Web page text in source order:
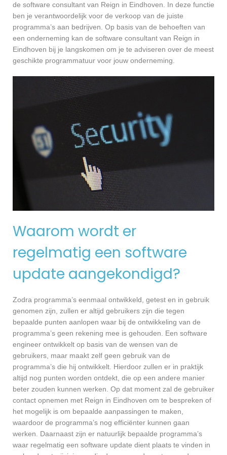
de software consultant van Reign in Eindhoven. In deze functie
ben je verantwoordelijk voor de verkoop van de juiste
programma’s aan bedrijven. Op basis van de behoeften van
een onderneming kan de software consultant van Reign in
Eindhoven bij je langskomen om je te adviseren over de meest
geschikte programmatuur voor jouw onderneming.
Waarom wordt er
regelmatig een software
update aangekondigd?
Zodra programma’s eenmaal ontwikkeld, getest en in gebruik
genomen zijn, zullen er altijd gebruikers zijn die tegen
bepaalde punten aanlopen waar bij de ontwikkeling van de
programma’s geen rekening mee is gehouden. Een software
engineer ontwikkelt op basis van de wensen van de
gebruikers, maar maakt zelf geen gebruik van de
programma’s die hij ontwikkelt. Hierdoor zullen er in praktijk
altijd nog punten worden ontdekt, die op een andere manier
beter zouden kunnen werken. Op dat moment zal de gebruiker
contact opnemen met Reign in Eindhoven om te bespreken of
het mogelijk is om bepaalde aanpassingen te maken,
waardoor de programma’s nog efficiënter kunnen gaan
werken. Daarnaast zijn er natuurlijk bepaalde programma’s
waar regelmatig een software update dient plaats te vinden in